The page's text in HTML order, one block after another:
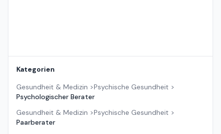
Kategorien
Gesundheit & Medizin >Psychische Gesundheit >
Psychologischer Berater
Gesundheit & Medizin >Psychische Gesundheit >
Paarberater